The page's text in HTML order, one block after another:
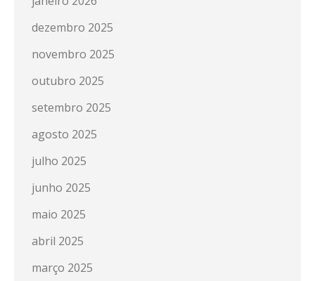
dezembro 2025
novembro 2025
outubro 2025
setembro 2025
agosto 2025
julho 2025
junho 2025
maio 2025
abril 2025
março 2025